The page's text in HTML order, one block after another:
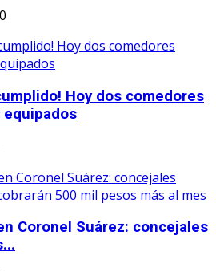
0
Hoy dos comedores
equipados
Coronel Suárez: concejales